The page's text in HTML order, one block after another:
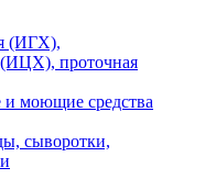
(ИГХ),
проточная
моющие средства
сыворотки,